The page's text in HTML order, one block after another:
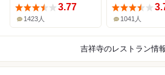
3.77
1423人 1041人
吉祥寺のレストラン情